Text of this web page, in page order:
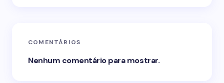
COMENTÁRIOS
Nenhum comentário para mostrar.